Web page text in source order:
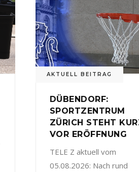
AKTUELL BEITRAG
DÜBENDORF:
SPORTZENTRUM
ZÜRICH STEHT
VOR ERÖFFNUNG
TELE Z aktuell vom
05.08.2026: Nach rund